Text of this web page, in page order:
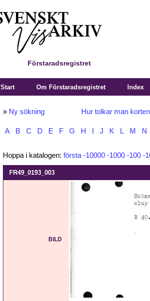
Förstaradsregistret
Start Om Förstaradsregistret Index
» Ny sökning Hur tolkar man
A B C D E F G H J K L M N
Hoppa i katalogen: första -10000 -1000 -100 -
FR49_0193_003
BILD